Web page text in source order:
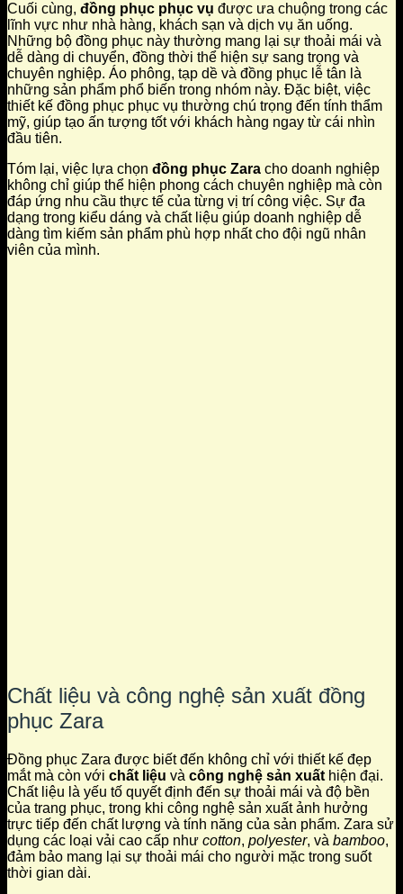
Cuối cùng, đồng phục phục vụ được ưa chuộng trong các
lĩnh vực như nhà hàng, khách sạn và dịch vụ ăn uống.
Những bộ đồng phục này thường mang lại sự thoải mái và
dễ dàng di chuyển, đồng thời thể hiện sự sang trọng và
chuyên nghiệp. Áo phông, tạp dề và đồng phục lễ tân là
những sản phẩm phổ biến trong nhóm này. Đặc biệt, việc
thiết kế đồng phục phục vụ thường chú trọng đến tính thẩm
mỹ, giúp tạo ấn tượng tốt với khách hàng ngay từ cái nhìn
đầu tiên.
Tóm lại, việc lựa chọn đồng phục Zara cho doanh nghiệp
không chỉ giúp thể hiện phong cách chuyên nghiệp mà còn
đáp ứng nhu cầu thực tế của từng vị trí công việc. Sự đa
dạng trong kiểu dáng và chất liệu giúp doanh nghiệp dễ
dàng tìm kiếm sản phẩm phù hợp nhất cho đội ngũ nhân
viên của mình.
Chất liệu và công nghệ sản xuất đồng
phục Zara
Đồng phục Zara được biết đến không chỉ với thiết kế đẹp
mắt mà còn với chất liệu và công nghệ sản xuất hiện đại.
Chất liệu là yếu tố quyết định đến sự thoải mái và độ bền
của trang phục, trong khi công nghệ sản xuất ảnh hưởng
trực tiếp đến chất lượng và tính năng của sản phẩm. Zara sử
dụng các loại vải cao cấp như cotton, polyester, và bamboo,
đảm bảo mang lại sự thoải mái cho người mặc trong suốt
thời gian dài.